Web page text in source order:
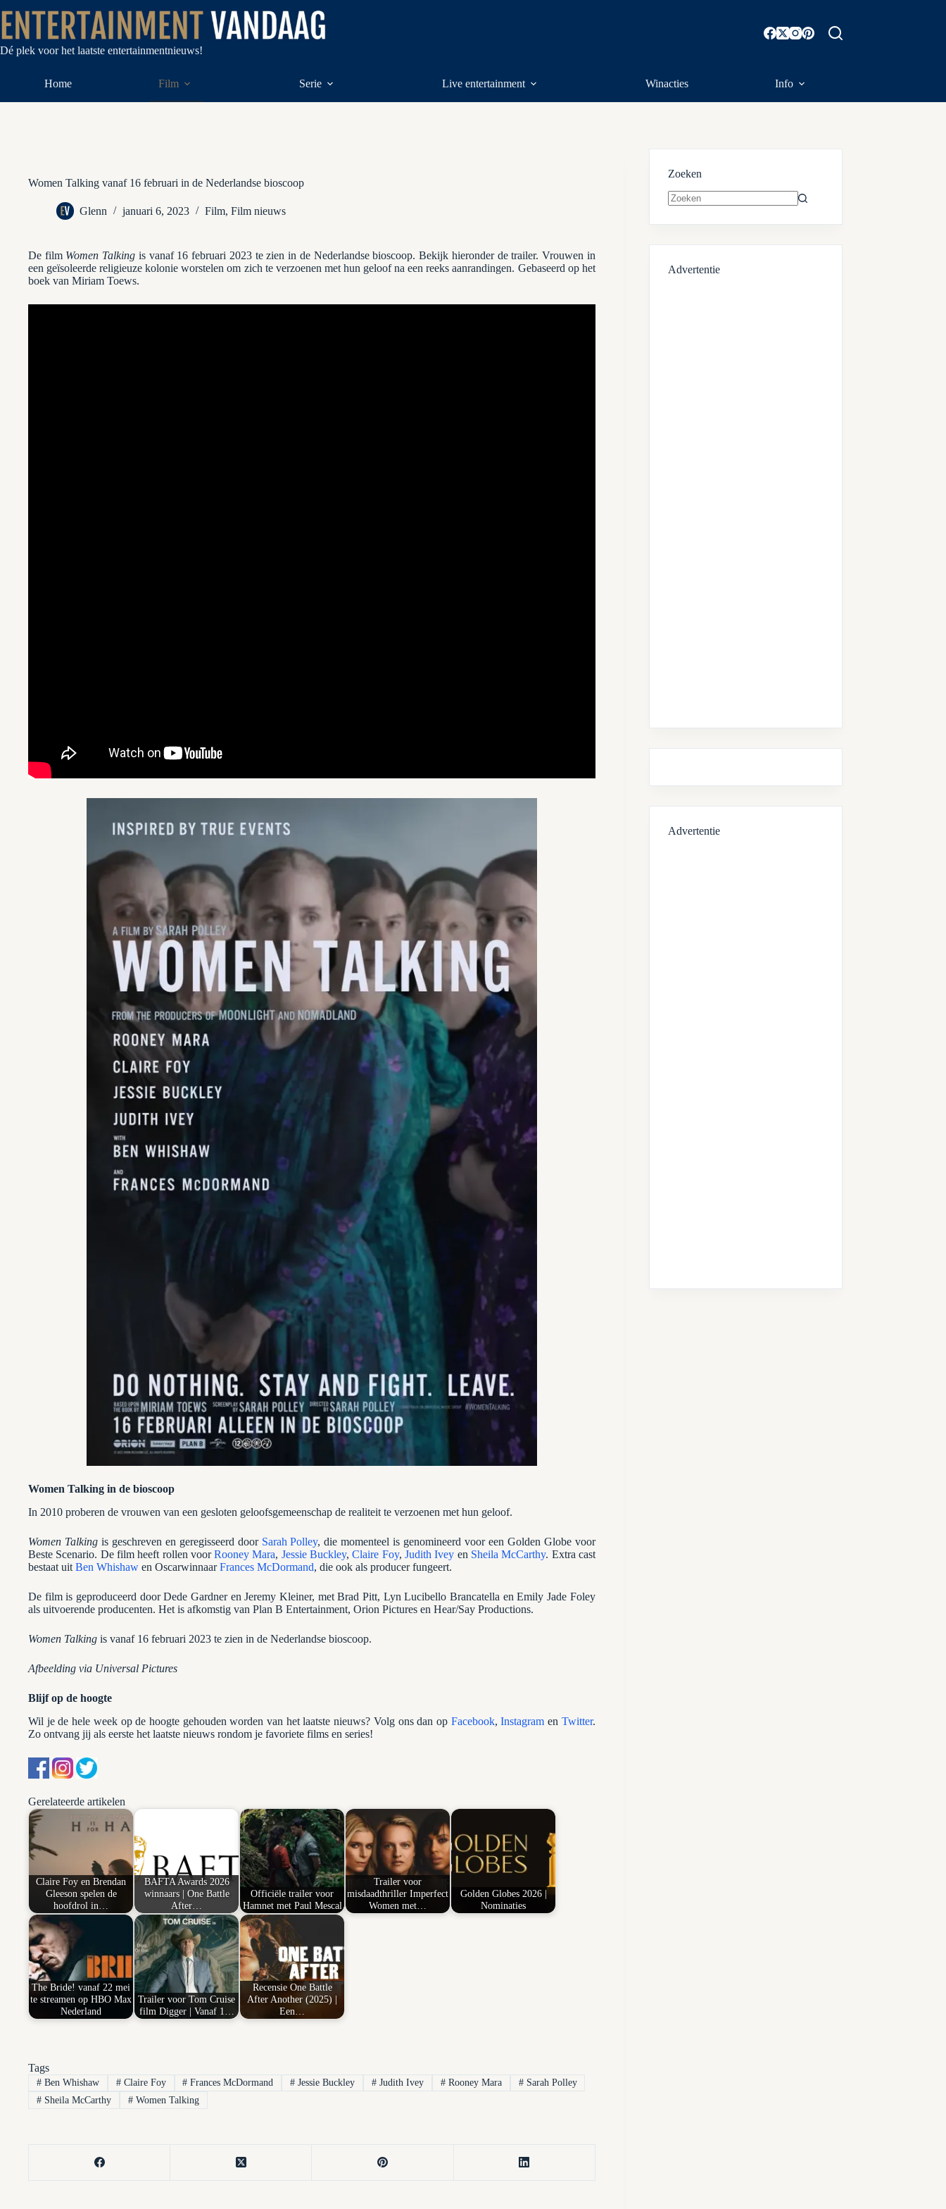
naar
de
inhoud
Dé plek voor het laatste entertainmentnieuws!
Home Film Serie Live entertainment Winacties Info
Women Talking vanaf 16 februari in de Nederlandse bioscoop
Glenn januari 6, 2023 Film, Film nieuws
De film Women Talking is vanaf 16 februari 2023 te zien in de Nederlandse bioscoop. Bekijk hieronder de trailer. Vrouwen in
een geïsoleerde religieuze kolonie worstelen om zich te verzoenen met hun geloof na een reeks aanrandingen. Gebaseerd op het
boek van Miriam Toews.
Women Talking in de bioscoop
In 2010 proberen de vrouwen van een gesloten geloofsgemeenschap de realiteit te verzoenen met hun geloof.
Women Talkingis geschreven en geregisseerd door Sarah Polley, die momenteel is genomineerd voor een Golden Globe voor
Beste Scenario. De film heeft rollen voorRooney Mara, Jessie Buckley,Claire Foy,Judith Ivey en Sheila McCarthy. Extra cast
bestaat uit Ben Whishaw en OscarwinnaarFrances McDormand, die ook als producer fungeert.
De film is geproduceerd door Dede Gardner en Jeremy Kleiner, met Brad Pitt, Lyn Lucibello Brancatella en Emily Jade Foley
als uitvoerende producenten. Het is afkomstig van Plan B Entertainment, Orion Pictures en Hear/Say Productions.
Women Talking is vanaf 16 februari 2023 te zien in de Nederlandse bioscoop.
Afbeelding via Universal Pictures
Blijf op de hoogte
Wil je de hele week op de hoogte gehouden worden van het laatste nieuws? Volg ons dan op Facebook,Instagramen Twitter.
Zo ontvang jij als eerste het laatste nieuws rondom je favoriete films en series!
Gerelateerde artikelen
Claire Foy en Brendan
Gleeson spelen de
hoofdrol in…
BAFTA Awards 2026
winnaars | One Battle
After…
Officiële trailer voor
Hamnet met Paul Mescal
Trailer voor
misdaadthriller Imperfect
Women met…
Golden Globes 2026 |
Nominaties
The Bride! vanaf 22 mei
te streamen op HBO Max
Nederland
Trailer voor Tom Cruise
film Digger | Vanaf 1…
Recensie One Battle
After Another (2025) |
Een…
Tags
#Ben Whishaw #Claire Foy # Frances McDormand # Jessie Buckley # Judith Ivey #Rooney Mara #Sarah Polley
#Sheila McCarthy #Women Talking
Zoeken
resultaten
Advertentie
Advertentie